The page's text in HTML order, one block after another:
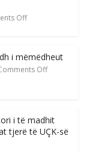
Off
i mëmëdheut
Off
i të madhit
tjerë të UÇK-së